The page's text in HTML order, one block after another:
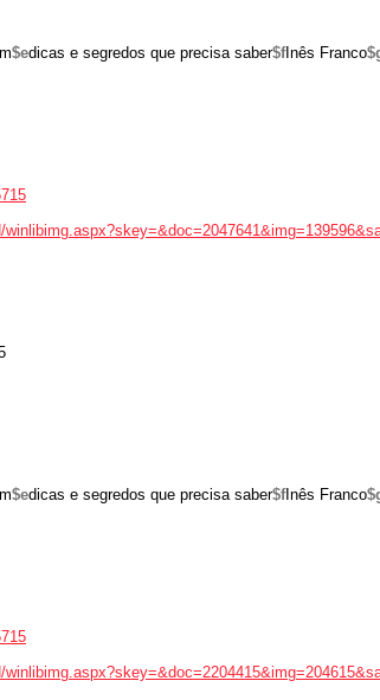
$edicas e segredos que precisa saber$fInês Franco
$edicas e segredos que precisa saber$fInês Franco